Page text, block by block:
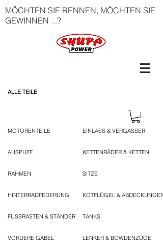
MÖCHTEN SIE RENNEN, MÖCHTEN SIE
GEWINNEN ...?
ALLE TEILE
MOTORENTEILE
AUSPUFF
RAHMEN
HINTERRADFEDERUNG
FUSSRASTEN & STÄNDER
VORDERE GABEL
EINLASS & VERGASSER
KETTENRÄDER & KETTEN
SITZE
KOTFLÜGEL & ABDECKUNGEN
TANKS
LENKER & BOWDENZÜGE